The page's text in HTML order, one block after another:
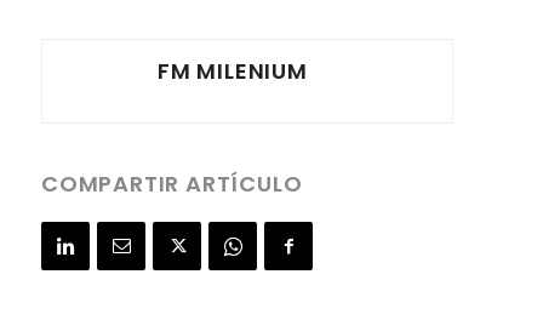
FM MILENIUM
COMPARTIR ARTÍCULO